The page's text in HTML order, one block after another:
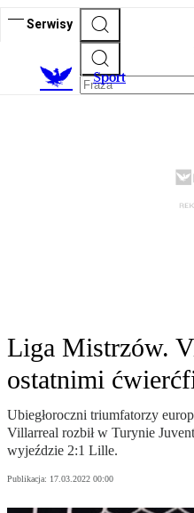
Serwisy
Sport
Liga Mistrzów.
ostatnimi
Ubiegłoroczni triumfatorzy
Villarreal rozbił w Turynie
wyjeździe 2:1 Lille.
Publikacja: 17.03.2022 00:00